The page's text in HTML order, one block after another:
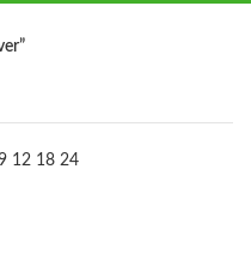
12 18 24